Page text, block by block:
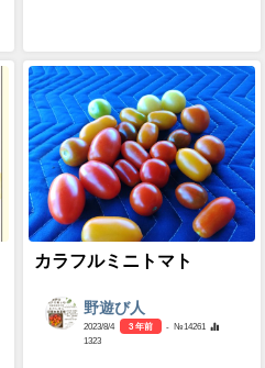
カラフルミニトマト
野遊び人
2023/8/4 3 年前
- №14261
1323